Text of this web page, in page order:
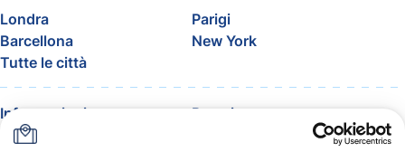
Londra
Parigi
Barcellona
New York
Tutte le città
Informazioni
Prezzi
FAQ